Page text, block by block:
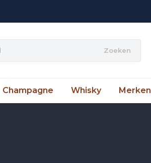
Zoeken
Champagne Whisky Merken